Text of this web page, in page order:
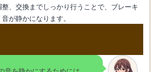
、交換までしっかり行うことで、ブレーキ
が静かになります。